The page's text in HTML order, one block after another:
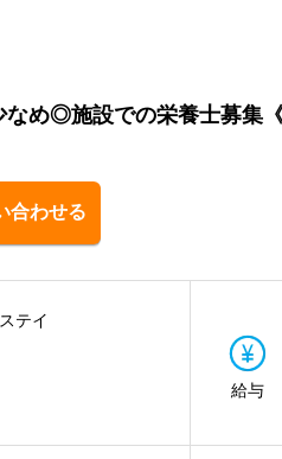
なめ◎施設での栄養士募集
合わせる
テイ
給与